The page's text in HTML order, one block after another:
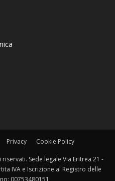
Privacy Cookie Policy
Sede legale Via Eritrea 21 -
IVA e Iscrizione al Registro delle